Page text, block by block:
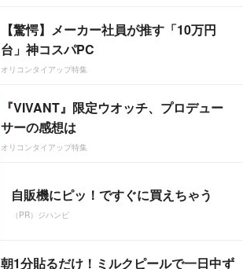
【驚愕】メーカー社員が推す「10万円
台」神コスパPC
オリコンタイアップ特集
『VIVANT』限定ウオッチ、プロデュー
サーの感想は
オリコンタイアップ特集
自販機にピッ！ですぐに買えちゃう
（PR）ジハンピ
朝1分貼るだけ！ミルクピールで一日中ず